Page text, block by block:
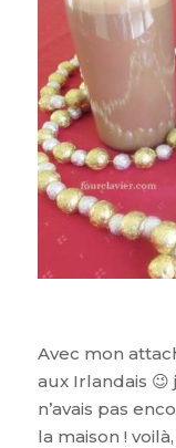
Avec mon
aux Irlandais
n’avais pas
la maison !